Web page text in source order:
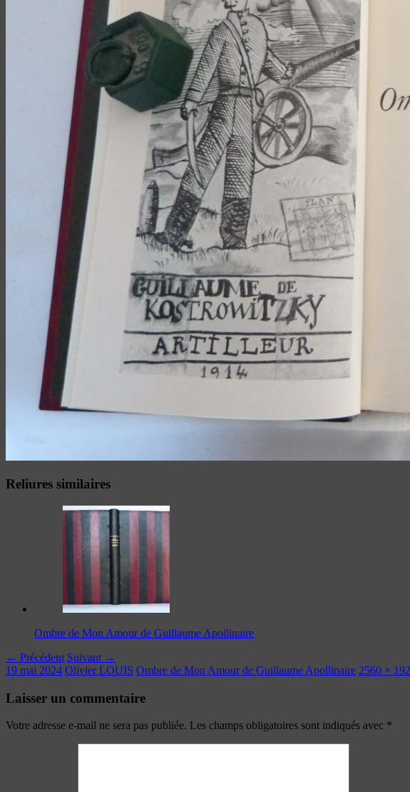
Reliures similaires
Ombre de Mon Amour de Guillaume Apollinaire
← Précédent Suivant →
19 mai 2024 Olivier LOUIS Ombre de Mon Amour de Guillaume Apollinaire 2560 ×
Laisser un commentaire
Votre adresse e-mail ne sera pas publiée. Les champs obligatoires sont indiqués avec *